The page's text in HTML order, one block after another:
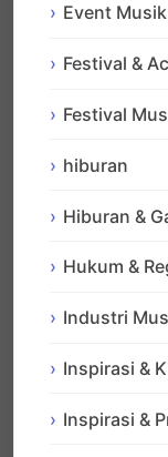
Event Musik
Festival &
Festival
hiburan
Hiburan &
Hukum &
Industri
Inspirasi &
Inspirasi &